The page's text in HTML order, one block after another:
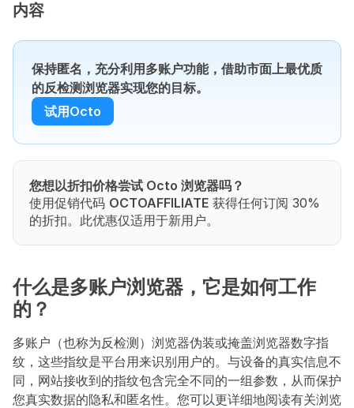
内容
保持匿名，充分利用多账户功能，借助市面上最优质
的反检测浏览器实现您的目标。
试用Octo
您想以折扣价格尝试 Octo 浏览器吗？
使用促销代码 OCTOAFFILIATE 获得任何订阅 30%
的折扣。此优惠仅适用于新用户。
什么是多账户浏览器，它是如何工作
的？
多账户（也称为反检测）浏览器伪装或掩盖浏览器数字指
纹，这些指纹是平台用来识别用户的。与设备的真实信息不
同，网站接收到的指纹包含完全不同的一组参数，从而保护
您真实数据的隐私和匿名性。您可以更详细地阅读有关浏览